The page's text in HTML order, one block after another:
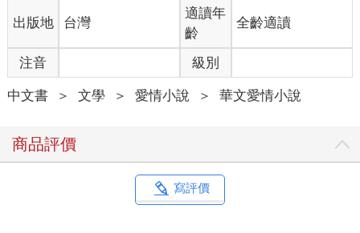
的櫻花不斷隨風降下花瓣，使得外面的道路上都堆滿了粉色花
瓣，像是一條櫻花路般。
而從玻璃門看出去的街景，很像是我家附近的便利商店外的模
樣，不過有點虛幻，彷彿海市蜃樓般，隨著自動門一打開就會消
失一般。
「不了。」
己長相無異的少女。
「嗯。」我拿起筆，寫上了自己的名字，還有校草的名字，溫一
和校草穩定交往，他會對我很執著。
我想了一下，在最後又加上幾個字。
出版地 台灣
適讀年
齡
全齡適讀
注音 級別
中文書 ＞ 文學 ＞ 愛情小說 ＞ 華文愛情小說
商品評價
寫評價